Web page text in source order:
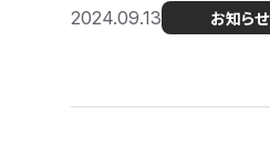
2024.09.13 お知らせ